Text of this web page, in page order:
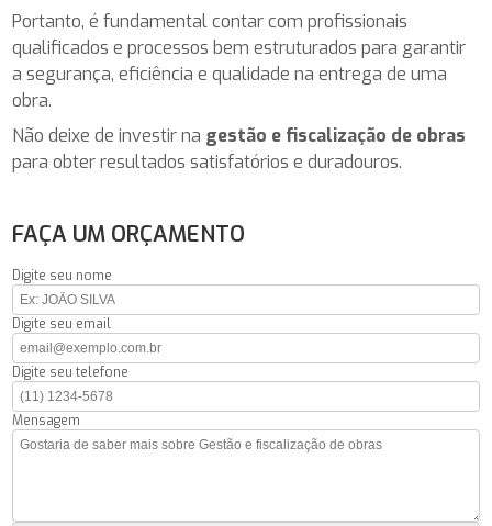
Portanto, é fundamental contar com profissionais
qualificados e processos bem estruturados para garantir
a segurança, eficiência e qualidade na entrega de uma
obra.
Não deixe de investir na gestão e fiscalização de obras
para obter resultados satisfatórios e duradouros.
FAÇA UM ORÇAMENTO
Digite seu nome
Digite seu email
Digite seu telefone
Mensagem